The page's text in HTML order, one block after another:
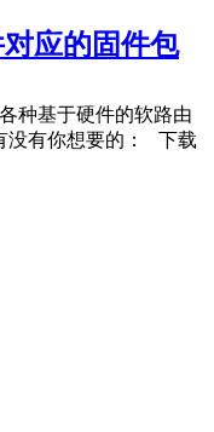
应的固件包
种基于硬件的软路由
没有你想要的： 下载